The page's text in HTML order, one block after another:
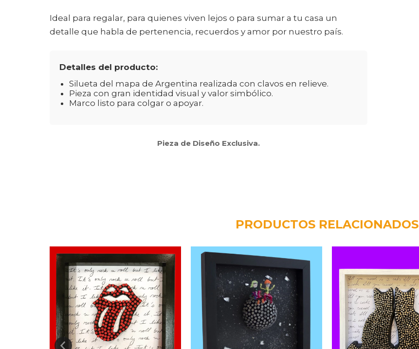
Ideal para regalar, para quienes viven lejos o para sumar a tu casa un
detalle que habla de pertenencia, recuerdos y amor por nuestro país.
Detalles del producto:
Silueta del mapa de Argentina realizada con clavos en relieve.
Pieza con gran identidad visual y valor simbólico.
Marco listo para colgar o apoyar.
Pieza de Diseño Exclusiva.
PRODUCTOS RELACIONADOS